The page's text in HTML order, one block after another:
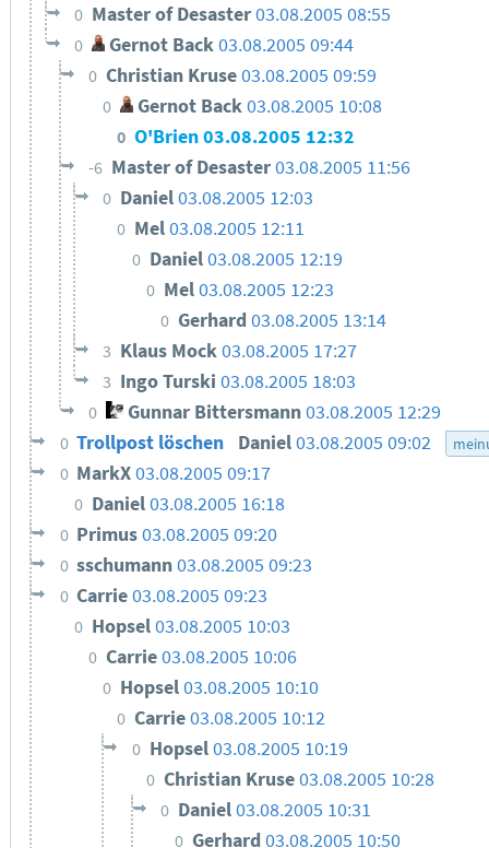
0 Master of Desaster03.08.2005 08:55
0 Gernot Back 03.08.2005 09:44
0 Christian Kruse03.08.2005 09:59
0 Gernot Back03.08.2005 10:08
0 O'Brien03.08.2005 12:32
-6 Master of Desaster03.08.2005 11:56
0 Daniel03.08.2005 12:03
0 Mel03.08.2005 12:11
0 Daniel03.08.2005 12:19
0 Mel03.08.2005 12:23
0 Gerhard 03.08.2005 13:14
3 Klaus Mock03.08.2005 17:27
3 Ingo Turski03.08.2005 18:03
0 Gunnar Bittersmann03.08.2005 12:29
0 Trollpost löschen Daniel03.08.2005 09:02
0 MarkX03.08.2005 09:17
0 Daniel03.08.2005 16:18
0 Primus03.08.2005 09:20
0 sschumann03.08.2005 09:23
0 Carrie03.08.2005 09:23
0 Hopsel03.08.2005 10:03
0 Carrie03.08.2005 10:06
0 Hopsel03.08.2005 10:10
0 Carrie03.08.2005 10:12
0 Hopsel03.08.2005 10:19
0 Christian Kruse03.08.2005 10:28
0 Daniel03.08.2005 10:31
0 Gerhard03.08.2005 10:50